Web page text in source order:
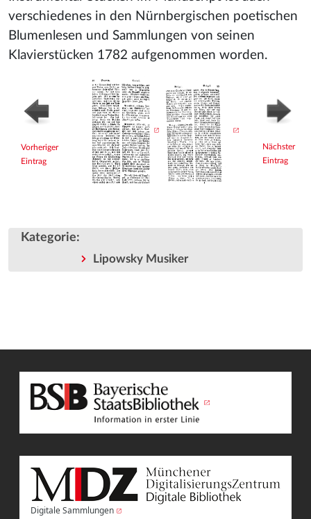
verschiedenes in den Nürnbergischen poetischen
Blumenlesen und Sammlungen von seinen
Klavierstücken 1782 aufgenommen worden.
Vorheriger
Eintrag
Nächster
Eintrag
Kategorie:
Lipowsky Musiker
Digitale Sammlungen